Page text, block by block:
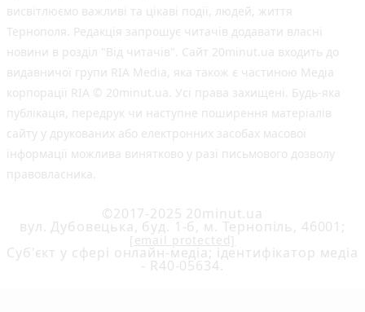
висвітлюємо важливі та цікаві події, людей, життя
Тернополя. Редакція запрошує читачів додавати власні
новини в розділ "Від читачів". Сайт 20minut.ua входить до
видавничої групи RIA Media, яка також є частиною Медіа
корпорації RIA © 20minut.ua. Усі права захищені. Будь-яка
публiкацiя, передрук чи наступне поширення матеріалів
сайту у друкованих або електронних засобах масової
інформації можлива винятково у разі письмового дозволу
правовласника.
©2017-2025 20minut.ua
вул. Дубовецька, буд. 1-б, м. Тернопіль, 46001;
[email protected]
Cуб'єкт у сфері онлайн-медіа; ідентифікатор медіа
- R40-05634.